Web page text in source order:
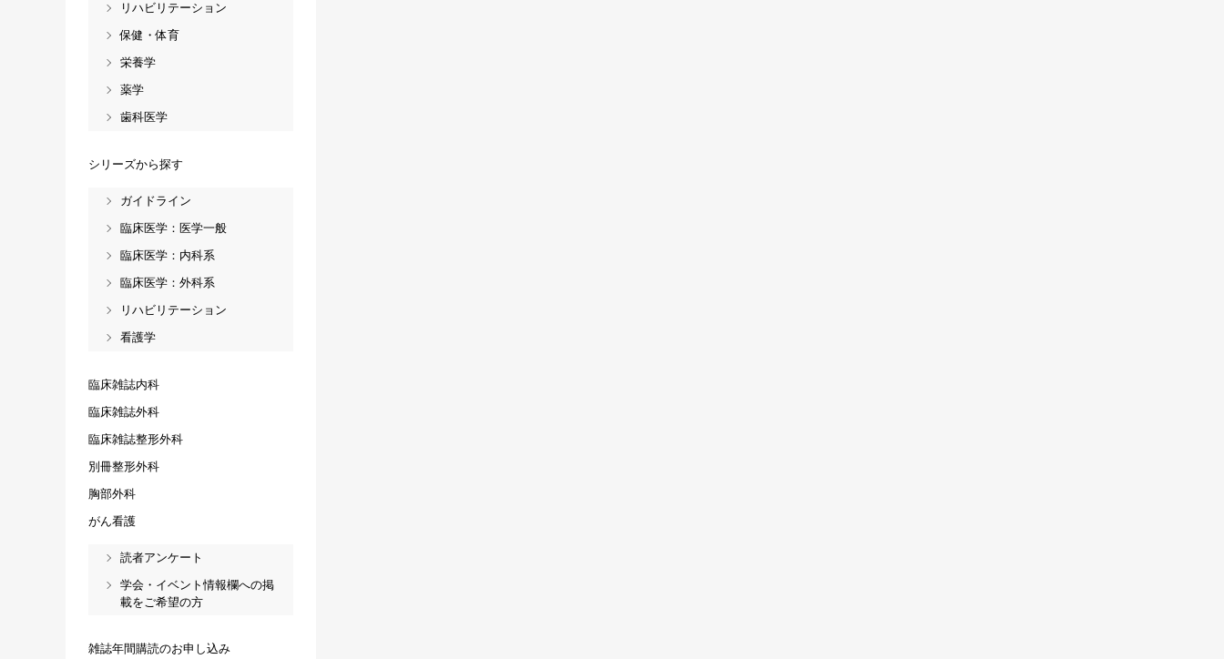
リハビリテーション
保健・体育
栄養学
薬学
歯科医学
シリーズから探す
ガイドライン
臨床医学：医学一般
臨床医学：内科系
臨床医学：外科系
リハビリテーション
看護学
臨床雑誌内科
臨床雑誌外科
臨床雑誌整形外科
別冊整形外科
胸部外科
がん看護
読者アンケート
学会・イベント情報欄への掲
載をご希望の方
雑誌年間購読のお申し込み